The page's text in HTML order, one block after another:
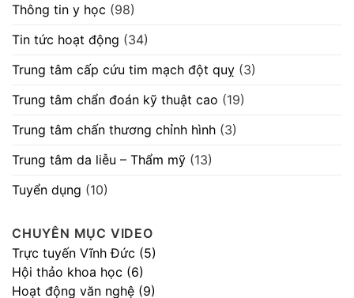
Thông tin y học (98)
Tin tức hoạt động (34)
Trung tâm cấp cứu tim mạch đột quỵ (3)
Trung tâm chẩn đoán kỹ thuật cao (19)
Trung tâm chấn thương chỉnh hình (3)
Trung tâm da liễu – Thẩm mỹ (13)
Tuyển dụng (10)
CHUYÊN MỤC VIDEO
Trực tuyến Vĩnh Đức (5)
Hội thảo khoa học (6)
Hoạt động văn nghệ (9)